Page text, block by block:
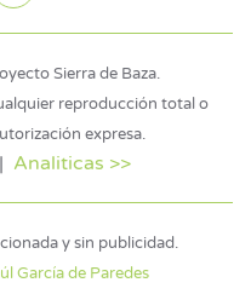
Sierra de Baza.
reproducción total o
expresa.
Analiticas >>
y sin publicidad.
García de Paredes